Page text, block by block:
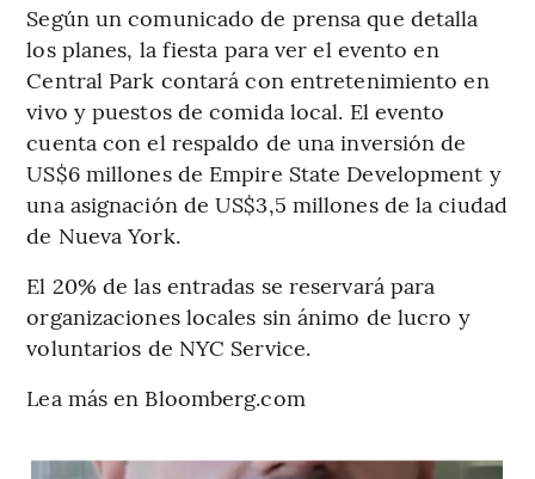
Según un comunicado de prensa que detalla
los planes, la fiesta para ver el evento en
Central Park contará con entretenimiento en
vivo y puestos de comida local. El evento
cuenta con el respaldo de una inversión de
US$6 millones de Empire State Development y
una asignación de US$3,5 millones de la ciudad
de Nueva York.
El 20% de las entradas se reservará para
organizaciones locales sin ánimo de lucro y
voluntarios de NYC Service.
Lea más en Bloomberg.com